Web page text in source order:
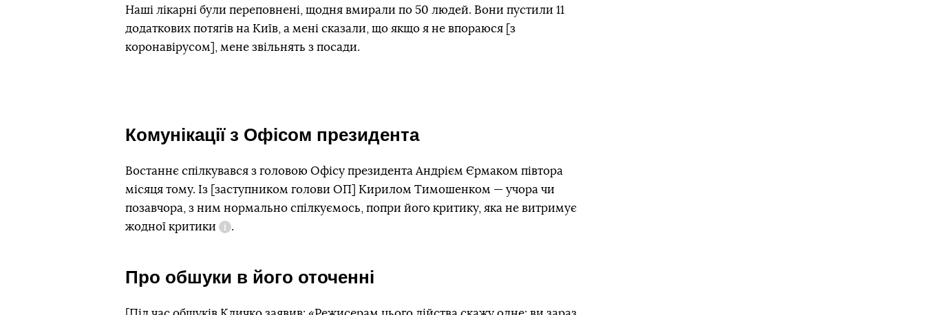
Наші лікарні були переповнені, щодня вмирали по 50 людей. Вони пустили 11
додаткових потягів на Київ, а мені сказали, що якщо я не впораюся [з
коронавірусом], мене звільнять з посади.
Комунікації з Офісом президента
Востаннє спілкувався з головою Офісу президента Андрієм Єрмаком півтора
місяця тому. Із [заступником голови ОП] Кирилом Тимошенком — учора чи
позавчора, з ним нормально спілкуємось, попри його критику, яка не витримує
жодної критики
Довідка
.
Про обшуки в його оточенні